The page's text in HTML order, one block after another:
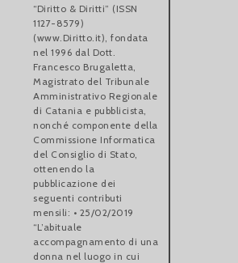
“Diritto & Diritti” (ISSN
1127-8579)
(www.Diritto.it), fondata
nel 1996 dal Dott.
Francesco Brugaletta,
Magistrato del Tribunale
Amministrativo Regionale
di Catania e pubblicista,
nonché componente della
Commissione Informatica
del Consiglio di Stato,
ottenendo la
pubblicazione dei
seguenti contributi
mensili: • 25/02/2019
“L’abituale
accompagnamento di una
donna nel luogo in cui